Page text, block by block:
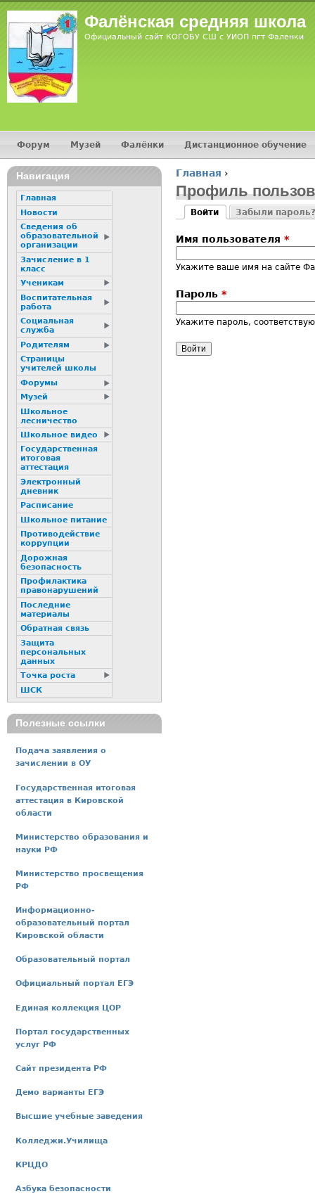
Фалёнская средняя школа
Официальный сайт КОГОБУ СШ с УИОП пгт Фаленки
Вы здесь
Главная ›
Профиль
Главные
Войти
Забыли пароль?
Имя пользователя *
Укажите ваше имя на сайте
Пароль *
Укажите пароль,
Главное меню
Форум Музей Фалёнки Дистанционное обучение
Навигация
Главная
Новости
Сведения об
образовательной
организации
Зачисление в 1
класс
Ученикам
Воспитательная
работа
Социальная
служба
Родителям
Страницы
учителей школы
Форумы
Музей
Школьное
лесничество
Школьное видео
Государственная
итоговая
аттестация
Электронный
дневник
Расписание
Школьное питание
Пpотиводействие
коppупции
Дорожная
безопасность
Профилактика
пpaвонаpушений
Последние
материалы
Обратная связь
Защита
персональных
данных
Точка роста
ШСК
Полезные ссылки
Подача заявления о
зачислении в ОУ
Государственная итоговая
аттестация в Кировской
области
Министерство образования и
науки РФ
Министерство просвещения
РФ
Информационно-
образовательный портал
Кировской области
Образовательный портал
Официальный портал ЕГЭ
Единая коллекция ЦОР
Портал государственных
услуг РФ
Сайт президента РФ
Демо варианты ЕГЭ
Высшие учебные заведения
Колледжи.Училища
КРЦДО
Азбука безопасности